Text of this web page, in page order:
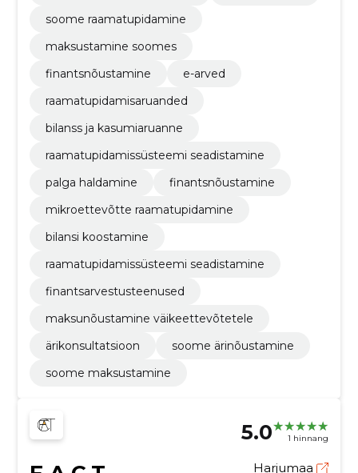
soome raamatupidamine
maksustamine soomes
finantsnõustamine
e-arved
raamatupidamisaruanded
bilanss ja kasumiaruanne
raamatupidamissüsteemi seadistamine
palga haldamine
finantsnõustamine
mikroettevõtte raamatupidamine
bilansi koostamine
raamatupidamissüsteemi seadistamine
finantsarvestusteenused
maksunõustamine väikeettevõtetele
ärikonsultatsioon
soome ärinõustamine
soome maksustamine
5.0 1 hinnang
Harjumaa